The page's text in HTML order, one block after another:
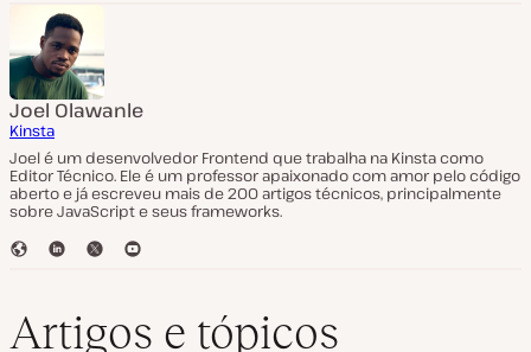
Joel Olawanle
Kinsta
Joel é um desenvolvedor Frontend que trabalha na Kinsta como
Editor Técnico. Ele é um professor apaixonado com amor pelo código
aberto e já escreveu mais de 200 artigos técnicos, principalmente
sobre JavaScript e seus frameworks.
S
L
e
T
t
Y
u
Artigos e tópicos